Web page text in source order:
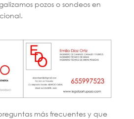
pozos o sondeos en
más frecuentes y que